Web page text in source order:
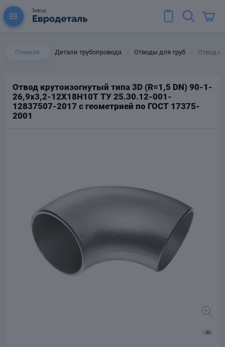
Главная Детали трубопровода Отводы для труб Отвод
Отвод крутоизогнутый типа 3D (R=1,5 DN) 90-1-
26,9х3,2-12Х18Н10Т ТУ 25.30.12-001-
12837507-2017 с геометрией по ГОСТ 17375-
2001
для труб
Колена для труб
Тройники стальные